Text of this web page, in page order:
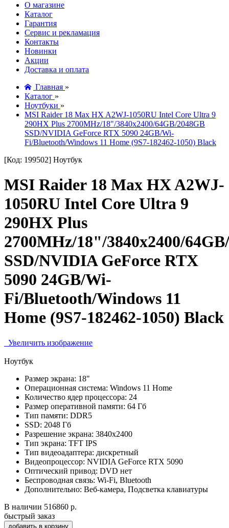
О магазине
Каталог
Гарантия
Сервис и рекламация
Контакты
Новинки
Акции
Доставка и оплата
Главная »
Каталог »
Ноутбуки »
MSI Raider 18 Max HX A2WJ-1050RU Intel Core Ultra 9
290HX Plus 2700MHz/18"/3840x2400/64GB/2048GB
SSD/NVIDIA GeForce RTX 5090 24GB/Wi-
Fi/Bluetooth/Windows 11 Home (9S7-182462-1050) Black
[Код: 199502] Ноутбук
MSI Raider 18 Max HX A2WJ-
1050RU Intel Core Ultra 9
290HX Plus
2700MHz/18"/3840x2400/
SSD/NVIDIA GeForce RTX
5090 24GB/Wi-
Fi/Bluetooth/Windows 11
Home (9S7-182462-1050) Black
Увеличить изображение
Ноутбук
Размер экрана: 18"
Операционная система: Windows 11 Home
Количество ядер процессора: 24
Размер оперативной памяти: 64 Гб
Тип памяти: DDR5
SSD: 2048 Гб
Разрешение экрана: 3840x2400
Тип экрана: TFT IPS
Тип видеоадаптера: дискретный
Видеопроцессор: NVIDIA GeForce RTX 5090
Оптический привод: DVD нет
Беспроводная связь: Wi-Fi, Bluetooth
Дополнительно: Веб-камера, Подсветка клавиатуры
В наличии 516860 р.
быстрый заказ